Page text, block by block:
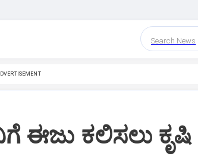
Search News
ಈಜು ಕಲಿಸಲು ಕೃಷಿ